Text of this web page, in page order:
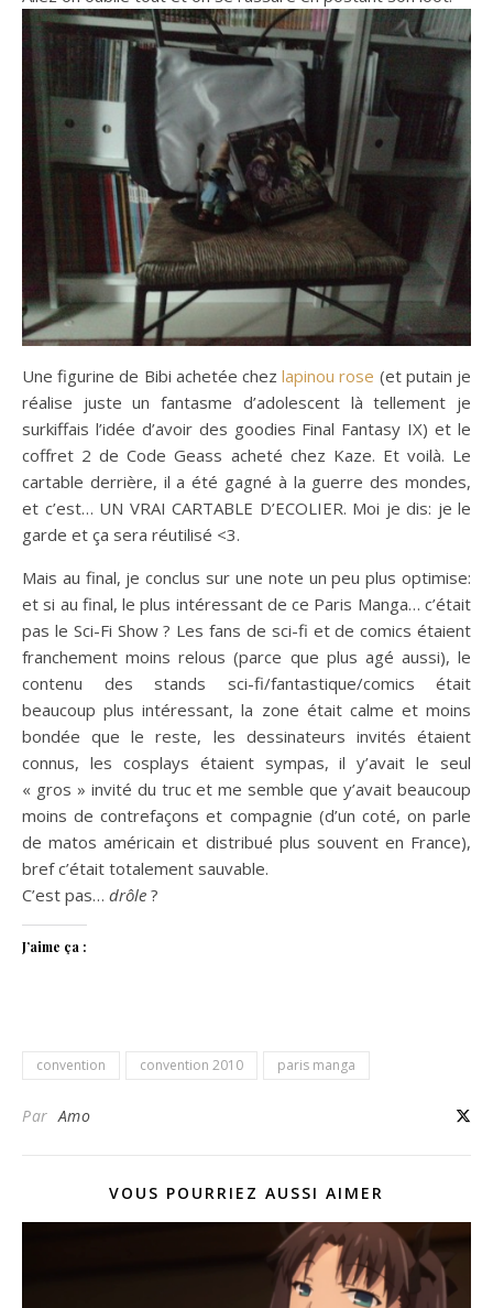
Une figurine de Bibi achetée chezlapinou rose (et putain je
réalise juste un fantasme d’adolescent là tellement je
surkiffais l’idée d’avoir des goodies Final Fantasy IX) et le
coffret 2 de Code Geass acheté chez Kaze. Et voilà. Le
cartable derrière, il a été gagné à la guerre des mondes,
et c’est… UN VRAI CARTABLE D’ECOLIER. Moi je dis: je le
garde et ça sera réutilisé <3.
Mais au final, je conclus sur une note un peu plus optimise:
et si au final, le plus intéressant de ce Paris Manga… c’était
pas le Sci-Fi Show ? Les fans de sci-fi et de comics étaient
franchement moins relous (parce que plus agé aussi), le
contenu des stands sci-fi/fantastique/comics était
beaucoup plus intéressant, la zone était calme et moins
bondée que le reste, les dessinateurs invités étaient
connus, les cosplays étaient sympas, il y’avait le seul
« gros » invité du truc et me semble que y’avait beaucoup
moins de contrefaçons et compagnie (d’un coté, on parle
de matos américain et distribué plus souvent en France),
bref c’était totalement sauvable.
C’est pas… drôle ?
J’aime ça :
convention convention 2010 paris manga
ParAmo
VOUS POURRIEZ AUSSI AIMER